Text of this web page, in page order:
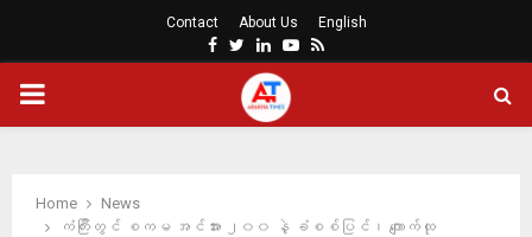
Contact About Us English
Facebook
Twitter
LinkedinYoutube
Rss
PRIMARY
Home
News
ကံကြီးတွင် စကမ အင်အား ၂၀၀ နဲ့ ခံစစ်ပြင်၊ ကျောက်ထု